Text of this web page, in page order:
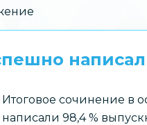
Итоговое сочинение в
написали 98,4 %